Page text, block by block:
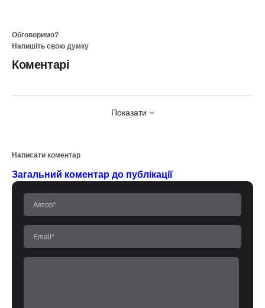
Обговоримо?
Напишіть свою думку
Коментарі
Показати
Написати коментар
Загальний коментар до публікації